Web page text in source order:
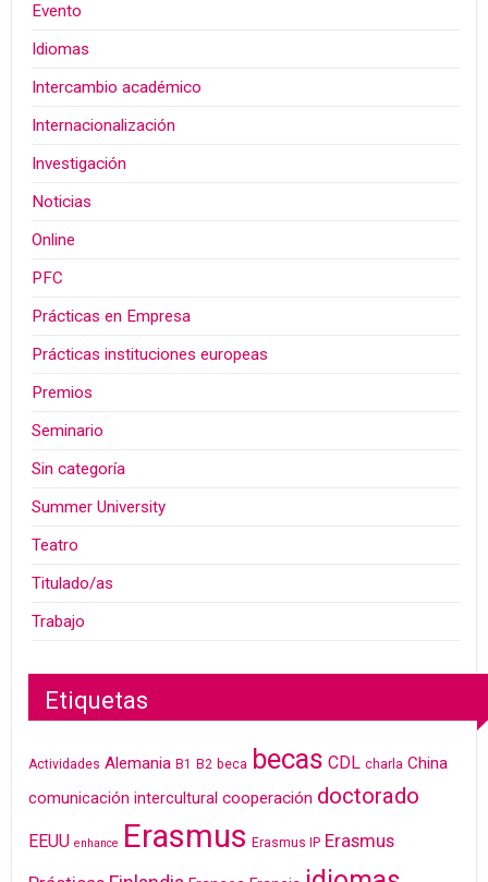
Evento
Idiomas
Intercambio académico
Internacionalización
Investigación
Noticias
Online
PFC
Prácticas en Empresa
Prácticas instituciones europeas
Premios
Seminario
Sin categoría
Summer University
Teatro
Titulado/as
Trabajo
Etiquetas
Actividades Alemania B1 B2 beca becas CDL charla China
comunicación intercultural cooperación doctorado
EEUU enhance Erasmus Erasmus IP Erasmus